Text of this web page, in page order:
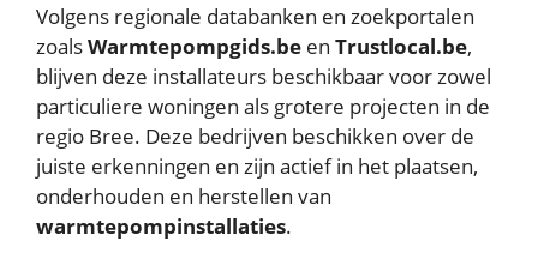
Volgens regionale databanken en zoekportalen
zoalsWarmtepompgids.be en Trustlocal.be,
blijven deze installateurs beschikbaar voor zowel
particuliere woningen als grotere projecten in de
regio Bree. Deze bedrijven beschikken over de
juiste erkenningen en zijn actief in het plaatsen,
onderhouden en herstellen van
warmtepompinstallaties.